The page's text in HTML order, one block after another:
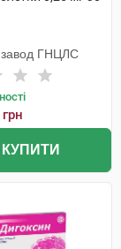
завод ГНЦЛС
грн